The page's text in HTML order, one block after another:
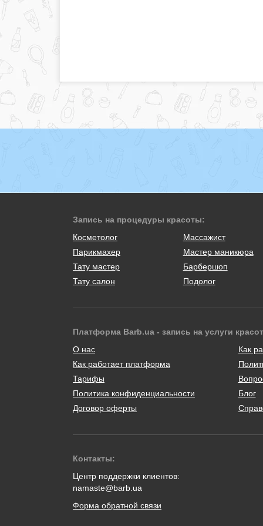
Запись на процедуры красоты:
Косметолог
Массажист
Парикмахер
Мастер маникюра
Тату мастер
Барбершоп
Тату салон
Подолог
Платформа Barb.ua - запись на услуги
О нас
Как работает платформа
Тарифы
Политика конфиденциальности
Договор оферты
Как
Блог
Контакты:
Центр поддержки клиентов:
namaste@barb.ua
Форма обратной связи